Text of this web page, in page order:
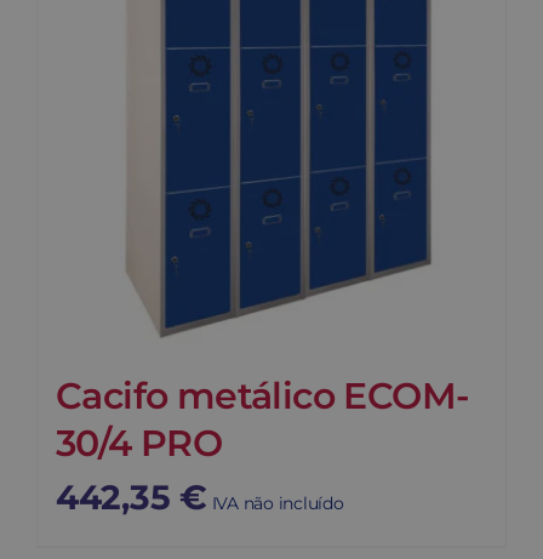
Cacifo metálico ECOM-
30/4 PRO
442,35 € IVA não incluído